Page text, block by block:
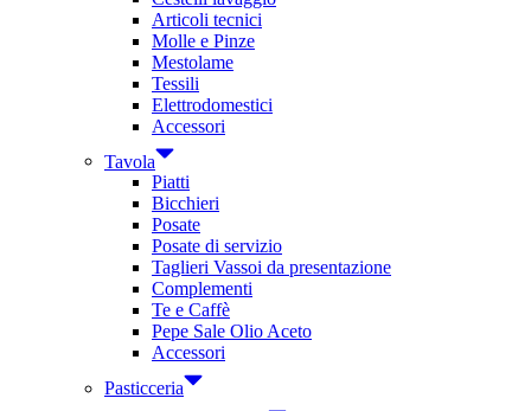
Articoli tecnici
Molle e Pinze
Mestolame
Tessili
Elettrodomestici
Accessori
Tavola
Piatti
Bicchieri
Posate
Posate di servizio
Taglieri Vassoi da presentazione
Complementi
Te e Caffè
Pepe Sale Olio Aceto
Accessori
Pasticceria